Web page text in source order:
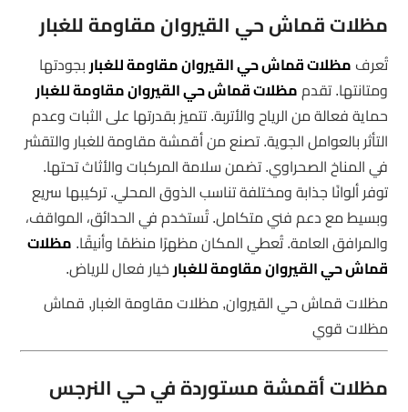
مظلات قماش حي القيروان مقاومة للغبار
تُعرفمظلات قماش حي القيروان مقاومة للغبار بجودتها
ومتانتها. تقدممظلات قماش حي القيروان مقاومة للغبار
حماية فعالة من الرياح والأتربة. تتميز بقدرتها على الثبات وعدم
التأثر بالعوامل الجوية. تصنع من أقمشة مقاومة للغبار والتقشر
في المناخ الصحراوي. تضمن سلامة المركبات والأثاث تحتها.
توفر ألوانًا جذابة ومختلفة تناسب الذوق المحلي. تركيبها سريع
وبسيط مع دعم فني متكامل. تُستخدم في الحدائق، المواقف،
والمرافق العامة. تُعطي المكان مظهرًا منظمًا وأنيقًا. مظلات
قماش حي القيروان مقاومة للغبار خيار فعال للرياض.
مظلات قماش حي القيروان, مظلات مقاومة الغبار, قماش
مظلات قوي
مظلات أقمشة مستوردة في حي النرجس